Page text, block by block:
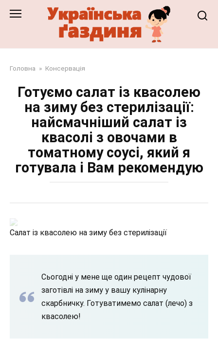
Головна » Консервація
Готуємо салат із квасолею
на зиму без стерилізації:
найсмачніший салат із
квасолі з овочами в
томатному соусі, який я
готувала і Вам рекомендую
Салат із квасолею на зиму без стерилізації
Сьогодні у мене ще один рецепт чудової
заготівлі на зиму у вашу кулінарну
скарбничку. Готуватимемо салат (лечо) з
квасолею!